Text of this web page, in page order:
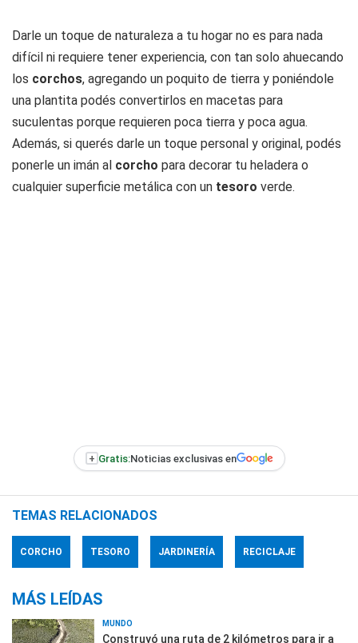
Darle un toque de naturaleza a tu hogar no es para nada
difícil ni requiere tener experiencia, con tan solo ahuecando
los corchos, agregando un poquito de tierra y poniéndole
una plantita podés convertirlos en macetas para
suculentas porque requieren poca tierra y poca agua.
Además, si querés darle un toque personal y original, podés
ponerle un imán al corcho para decorar tu heladera o
cualquier superficie metálica con un tesoro verde.
+ Gratis:Noticias exclusivas en
TEMAS RELACIONADOS
CORCHO TESORO JARDINERÍA RECICLAJE
MÁS LEÍDAS
MUNDO
Construyó una ruta de 2 kilómetros para ir a